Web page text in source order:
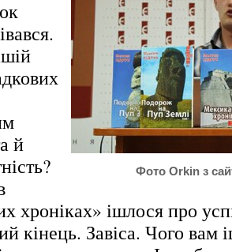
Фото Orkin з
й
хроніках» ішлося про
кінець. Завіса. Чого вам